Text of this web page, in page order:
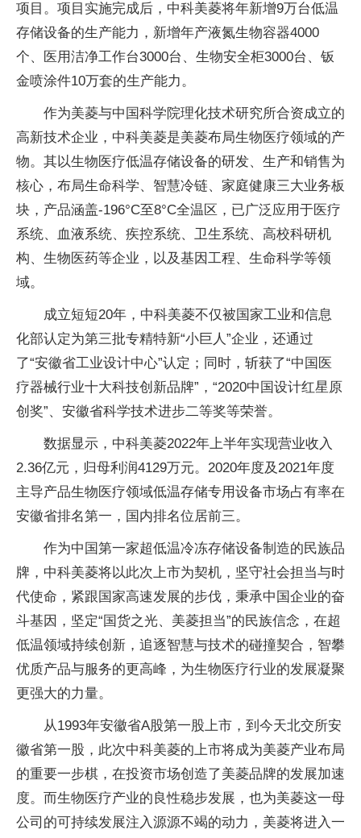
项目。项目实施完成后，中科美菱将年新增9万台低温
存储设备的生产能力，新增年产液氮生物容器4000
个、医用洁净工作台3000台、生物安全柜3000台、钣
金喷涂件10万套的生产能力。
作为美菱与中国科学院理化技术研究所合资成立的
高新技术企业，中科美菱是美菱布局生物医疗领域的产
物。其以生物医疗低温存储设备的研发、生产和销售为
核心，布局生命科学、智慧冷链、家庭健康三大业务板
块，产品涵盖-196°C至8°C全温区，已广泛应用于医疗
系统、血液系统、疾控系统、卫生系统、高校科研机
构、生物医药等企业，以及基因工程、生命科学等领
域。
成立短短20年，中科美菱不仅被国家工业和信息
化部认定为第三批专精特新“小巨人”企业，还通过
了“安徽省工业设计中心”认定；同时，斩获了“中国医
疗器械行业十大科技创新品牌”，“2020中国设计红星原
创奖”、安徽省科学技术进步二等奖等荣誉。
数据显示，中科美菱2022年上半年实现营业收入
2.36亿元，归母利润4129万元。2020年度及2021年度
主导产品生物医疗领域低温存储专用设备市场占有率在
安徽省排名第一，国内排名位居前三。
作为中国第一家超低温冷冻存储设备制造的民族品
牌，中科美菱将以此次上市为契机，坚守社会担当与时
代使命，紧跟国家高速发展的步伐，秉承中国企业的奋
斗基因，坚定“国货之光、美菱担当”的民族信念，在超
低温领域持续创新，追逐智慧与技术的碰撞契合，智攀
优质产品与服务的更高峰，为生物医疗行业的发展凝聚
更强大的力量。
从1993年安徽省A股第一股上市，到今天北交所安
徽省第一股，此次中科美菱的上市将成为美菱产业布局
的重要一步棋，在投资市场创造了美菱品牌的发展加速
度。而生物医疗产业的良性稳步发展，也为美菱这一母
公司的可持续发展注入源源不竭的动力，美菱将进入一